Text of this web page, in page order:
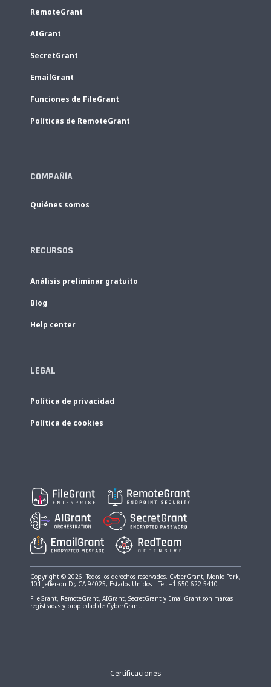
RemoteGrant
AIGrant
SecretGrant
EmailGrant
Funciones de FileGrant
Políticas de RemoteGrant
COMPAÑÍA
Quiénes somos
RECURSOS
Análisis preliminar gratuito
Blog
Help center
LEGAL
Política de privacidad
Política de cookies
Copyright © 2026. Todos los derechos reservados. CyberGrant, Menlo Park,
101 Jefferson Dr, CA 94025, Estados Unidos – Tel. +1 650-622-5410
FileGrant, RemoteGrant, AIGrant, SecretGrant y EmailGrant son marcas
registradas y propiedad de CyberGrant.
Certificaciones